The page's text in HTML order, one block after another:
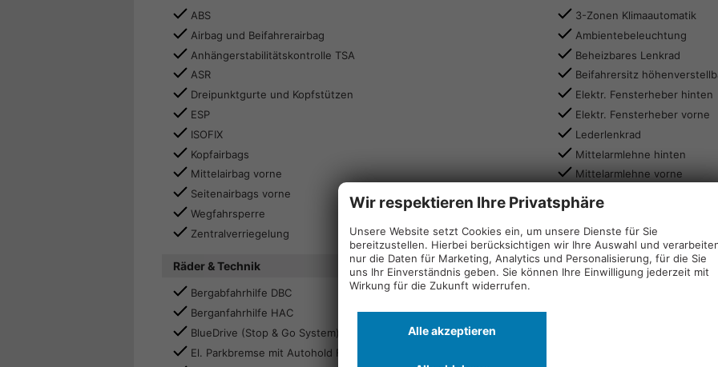
ABS
Airbag und Beifahrerairbag
Anhängerstabilitätskontrolle TSA
ASR
Dreipunktgurte und Kopfstützen
ESP
ISOFIX
Kopfairbags
Mittelairbag vorne
Seitenairbags vorne
Wegfahrsperre
Zentralverriegelung
Räder & Technik
Bergabfahrhilfe DBC
Berganfahrhilfe HAC
BlueDrive (Stop & Go System)
El. Parkbremse mit Autohold Funktion
3-Zonen Klimaautomatik
Ambientebeleuchtung
Beheizbares Lenkrad
Beifahrersitz
Elektr. Fensterheber hinten
Elektr. Fensterheber vorne
Lederlenkrad
Mittelarmlehne hinten
Mittelarmlehne vorne
Sitzheizung vorne
Teilleder Sitzpolsterung
Vordersitze mit el.
Wir respektieren Ihre Privatsphäre
Unsere Website setzt Cookies ein, um unsere Dienste für Sie
bereitzustellen. Hierbei berücksichtigen wir Ihre Auswahl und
nur die Daten für Marketing, Analytics und Personalisierung, für die Sie
uns Ihr Einverständnis geben. Sie können Ihre Einwilligung jederzeit mit
Wirkung für die Zukunft widerrufen.
Alle akzeptieren